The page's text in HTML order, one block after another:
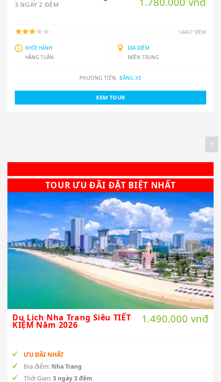
HẰNG TUẦN
MIỀN TRUNG
XEM TOUR
1
Occasion already passed!
TOUR ƯU ĐÃI ĐẶT BIỆT NHẤT
1.490.000 vnđ
Du Lịch Nha Trang Siêu TIẾT
KIỆM Năm 2026
Địa điểm:Nha Trang
Thời Gian:3 ngày 3 đêm